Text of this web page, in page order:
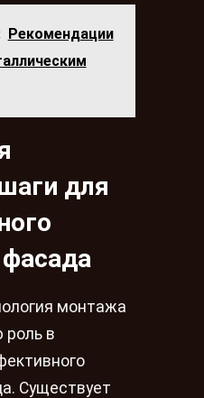
Рекомендации
для
монтажа
роль в
Существует